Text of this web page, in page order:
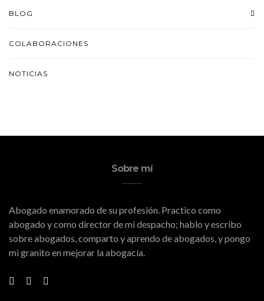
BLOG
COLABORACIONES
NOTICIAS
Sobre mí
Abogado enamorado de su profesión. Practico como
abogado y como director de mi despacho; hablo y escribo
sobre abogados, comparto y aprendo de abogados, y pongo
mi granito en mejorar la abogacía.